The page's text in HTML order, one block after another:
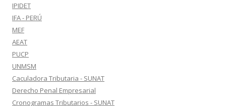
IPIDET
IFA - PERÚ
MEF
AEAT
PUCP
UNMSM
Caculadora Tributaria - SUNAT
Derecho Penal Empresarial
Cronogramas Tributarios - SUNAT